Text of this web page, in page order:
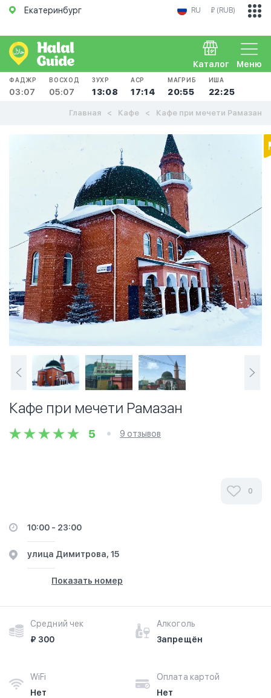
Екатеринбург RU ₽ (RUB)
Меню
Каталог
ФАДЖР
03:07
ВОСХОД
05:07
ЗУХР
13:08
АСР
17:14
МАГРИБ
20:55
ИША
22:25
Главная Кафе Кафе при мечети Рамазан
Кафе при мечети Рамазан
5 9 отзывов
0
10:00 - 23:00
улица Димитрова, 15
Показать номер
Средний чек
₽ 300
Алкоголь
Запрещён
WiFi
Нет
Оплата картой
Нет